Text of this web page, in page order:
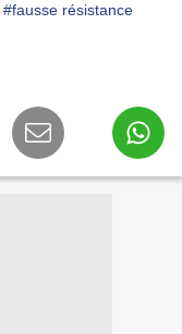
#fausse résistance